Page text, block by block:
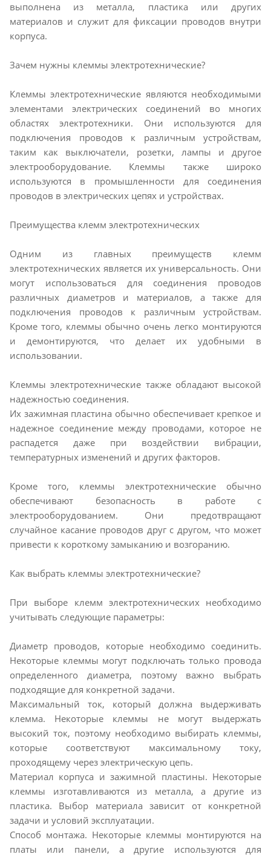
выполнена из металла, пластика или других
материалов и служит для фиксации проводов внутри
корпуса.
Зачем нужны клеммы электротехнические?
Клеммы электротехнические являются необходимыми
элементами электрических соединений во многих
областях электротехники. Они используются для
подключения проводов к различным устройствам,
таким как выключатели, розетки, лампы и другое
электрооборудование. Клеммы также широко
используются в промышленности для соединения
проводов в электрических цепях и устройствах.
Преимущества клемм электротехнических
Одним из главных преимуществ клемм
электротехнических является их универсальность. Они
могут использоваться для соединения проводов
различных диаметров и материалов, а также для
подключения проводов к различным устройствам.
Кроме того, клеммы обычно очень легко монтируются
и демонтируются, что делает их удобными в
использовании.
Клеммы электротехнические также обладают высокой
надежностью соединения.
Их зажимная пластина обычно обеспечивает крепкое и
надежное соединение между проводами, которое не
распадется даже при воздействии вибрации,
температурных изменений и других факторов.
Кроме того, клеммы электротехнические обычно
обеспечивают безопасность в работе с
электрооборудованием. Они предотвращают
случайное касание проводов друг с другом, что может
привести к короткому замыканию и возгоранию.
Как выбрать клеммы электротехнические?
При выборе клемм электротехнических необходимо
учитывать следующие параметры:
Диаметр проводов, которые необходимо соединить.
Некоторые клеммы могут подключать только провода
определенного диаметра, поэтому важно выбрать
подходящие для конкретной задачи.
Максимальный ток, который должна выдерживать
клемма. Некоторые клеммы не могут выдержать
высокий ток, поэтому необходимо выбирать клеммы,
которые соответствуют максимальному току,
проходящему через электрическую цепь.
Материал корпуса и зажимной пластины. Некоторые
клеммы изготавливаются из металла, а другие из
пластика. Выбор материала зависит от конкретной
задачи и условий эксплуатации.
Способ монтажа. Некоторые клеммы монтируются на
платы или панели, а другие используются для